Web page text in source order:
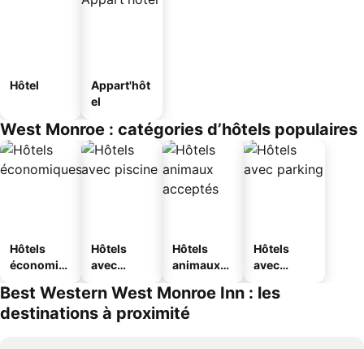
Hôtel
Appart'hôt
el
West Monroe : catégories d’hôtels populaires
Hôtels
économiq
Hôtels
avec
Hôtels
animaux
Hôtels
avec
Best Western West Monroe Inn : les
destinations à proximité